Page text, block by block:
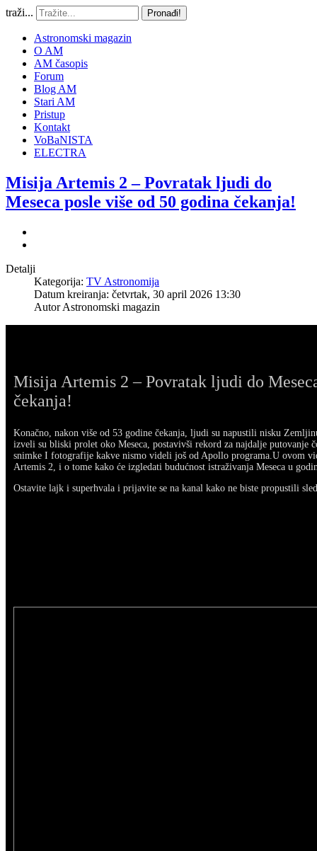
traži... Pronađi!
Astronomski magazin
O AM
AM časopis
Forum
Blog AM
Stari AM
Pristup
Kontakt
VoBaNISTA
ELECTRA
Misija Artemis 2 – Povratak ljudi do
Meseca posle više od 50 godina čekanja!
Detalji
Kategorija: TV Astronomija
Datum kreiranja: četvrtak, 30 april 2026 13:30
AutorAstronomski magazin
Misija Artemis 2 – Povratak ljudi do
čekanja!
Konačno, nakon više od 53 godine čekanja, ljudi su napustili nisku
izveli su bliski prolet oko Meseca, postavivši rekord za najdalje putovanje
snimke I fotografije kakve nismo videli još od Apollo programa.U ovom
Artemis 2, i o tome kako će izgledati budućnost istraživanja Meseca u
Ostavite lajk i superhvala i prijavite se na kanal kako ne biste propustili